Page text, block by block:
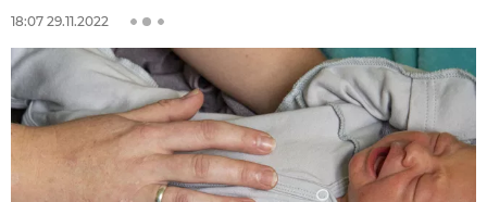
18:07 29.11.2022